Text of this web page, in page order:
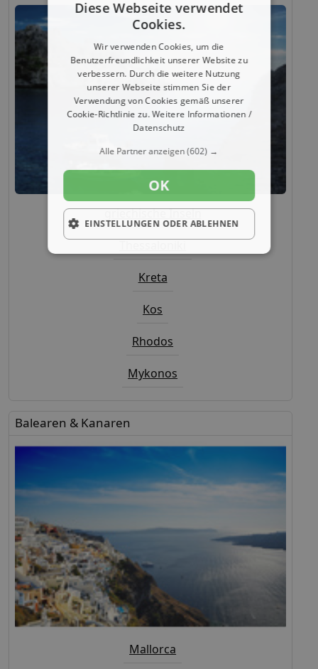
griechische Inseln
Thessaloniki
Kreta
Kos
Rhodos
Mykonos
Balearen & Kanaren
Mallorca
Diese Webseite verwendet
Cookies.
Wir verwenden Cookies, um die
Benutzerfreundlichkeit unserer Website zu
verbessern. Durch die weitere Nutzung
unserer Webseite stimmen Sie der
Verwendung von Cookies gemäß unserer
Cookie-Richtlinie zu.Weitere Informationen /
Datenschutz
Alle Partner anzeigen(602) →
OK
EINSTELLUNGEN ODER ABLEHNEN